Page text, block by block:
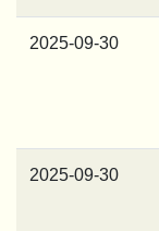
2025-09-30
2025-09-30